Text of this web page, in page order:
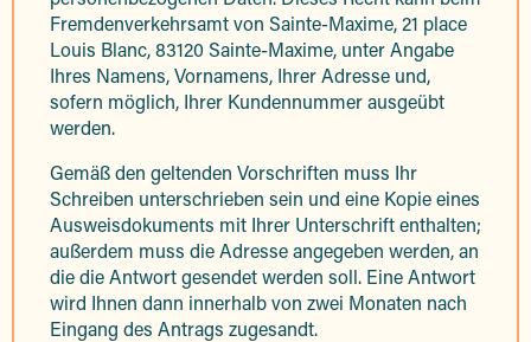
Fremdenverkehrsamt von Sainte-Maxime, 21 place
Louis Blanc, 83120 Sainte-Maxime, unter Angabe
Ihres Namens, Vornamens, Ihrer Adresse und,
sofern möglich, Ihrer Kundennummer ausgeübt
werden.
Gemäß den geltenden Vorschriften muss Ihr
Schreiben unterschrieben sein und eine Kopie eines
Ausweisdokuments mit Ihrer Unterschrift enthalten;
außerdem muss die Adresse angegeben werden, an
die die Antwort gesendet werden soll. Eine Antwort
wird Ihnen dann innerhalb von zwei Monaten nach
Eingang des Antrags zugesandt.